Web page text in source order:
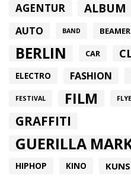
AGENTUR ALBUM
AUTO BAND BEAMER
BERLIN CAR
ELECTRO FASHION
FESTIVAL FILM
GRAFFITI
GUERILLA
HIPHOP KINO